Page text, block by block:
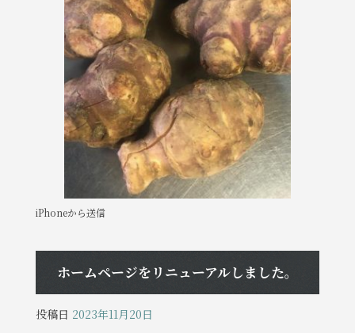
k
iPhoneから送信
ホームページをリニューアルしました。
投稿日 2023年11月20日